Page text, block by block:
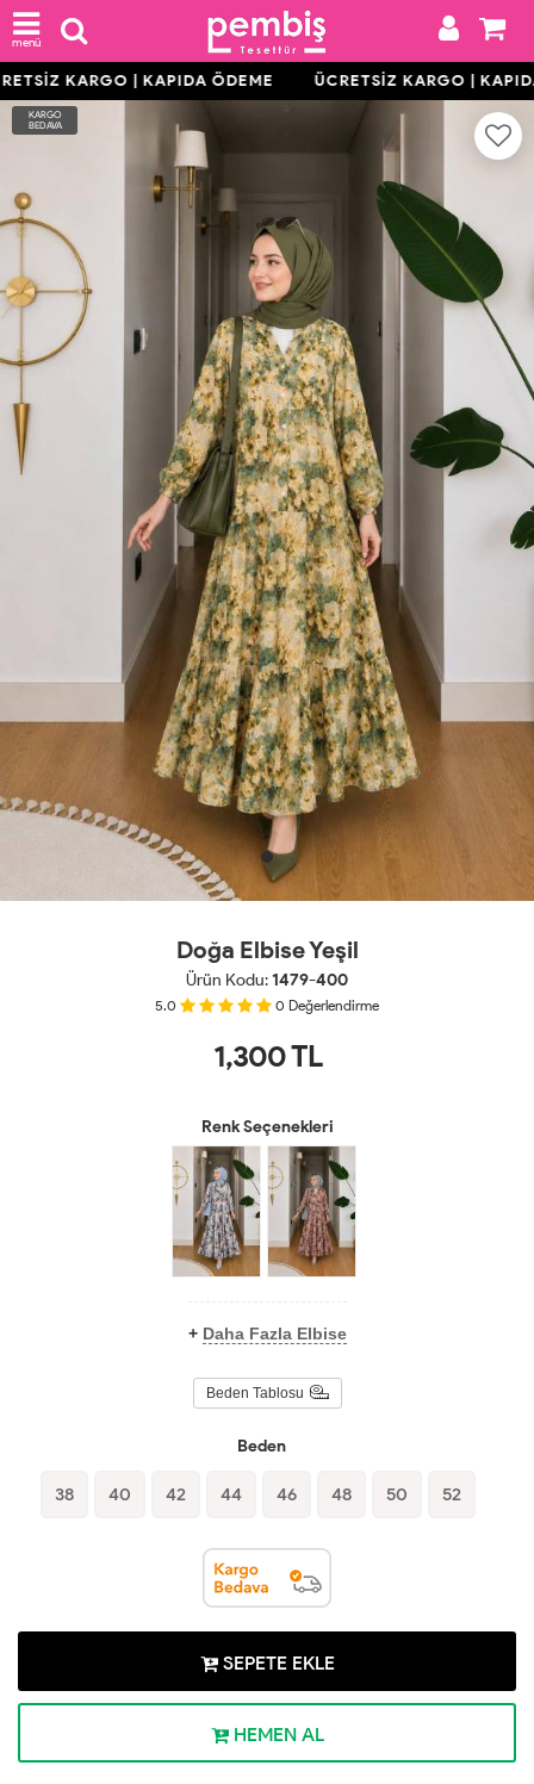
menü
KARGO | KAPIDA ÖDEME ÜCRETSİZ KARGO |
KARGO
BEDAVA
Doğa Elbise Yeşil
Ürün Kodu:1479-400
5.0 0 Değerlendirme
1,300TL
Renk Seçenekleri
+ Daha Fazla Elbise
Beden Tablosu
Beden
38 40 42 44 46 48 50 52
SEPETE EKLE
HEMEN AL